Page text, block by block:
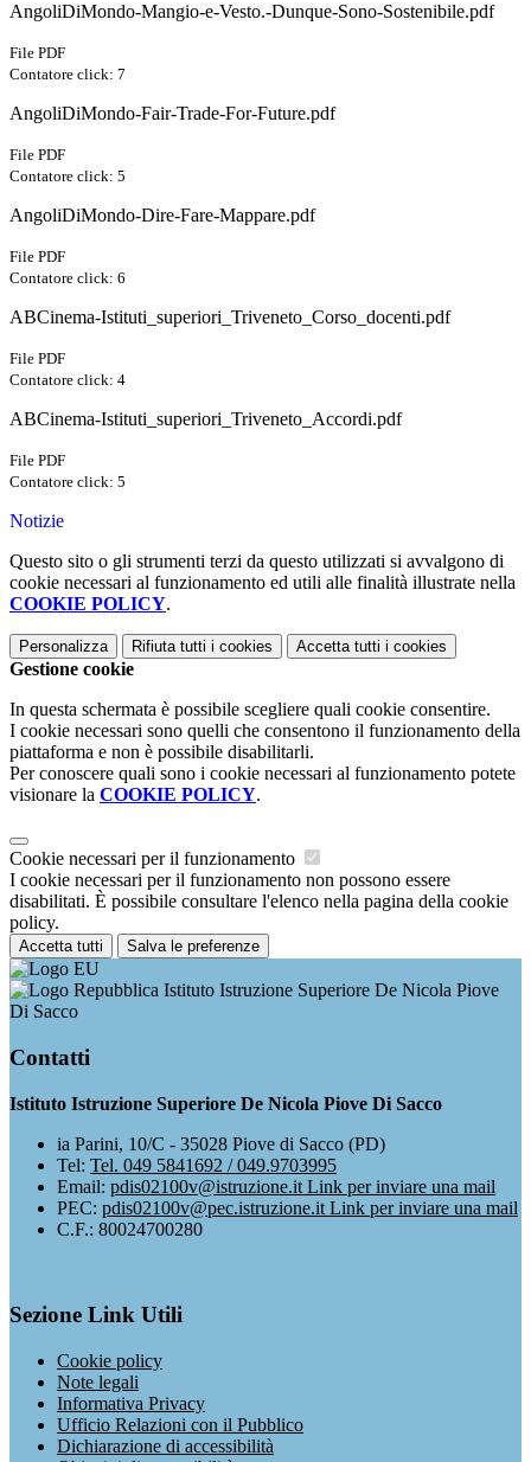
AngoliDiMondo-Mangio-e-Vesto.-Dunque-Sono-Sostenibile.pdf
File PDF
Contatore click: 7
AngoliDiMondo-Fair-Trade-For-Future.pdf
File PDF
Contatore click: 5
AngoliDiMondo-Dire-Fare-Mappare.pdf
File PDF
Contatore click: 6
ABCinema-Istituti_superiori_Triveneto_Corso_docenti.pdf
File PDF
Contatore click: 4
ABCinema-Istituti_superiori_Triveneto_Accordi.pdf
File PDF
Contatore click: 5
Notizie
Questo sito o gli strumenti terzi da questo utilizzati si avvalgono di
cookie necessari al funzionamento ed utili alle finalità illustrate nella
COOKIE POLICY.
Personalizza Rifiuta tutti i cookies Accetta tutti i cookies
Gestione cookie
In questa schermata è possibile scegliere quali cookie consentire.
I cookie necessari sono quelli che consentono il funzionamento della
piattaforma e non è possibile disabilitarli.
Per conoscere quali sono i cookie necessari al funzionamento potete
visionare la COOKIE POLICY.
Cookie necessari per il funzionamento
I cookie necessari per il funzionamento non possono essere
disabilitati. È possibile consultare l'elenco nella pagina della cookie
policy.
Accetta tutti Salva le preferenze
Istituto Istruzione Superiore De Nicola Piove
Di Sacco
Contatti
Istituto Istruzione Superiore De Nicola Piove Di Sacco
ia Parini, 10/C - 35028 Piove di Sacco (PD)
Tel: Tel. 049 5841692 / 049.9703995
Email: pdis02100v@istruzione.it Link per inviare una mail
PEC: pdis02100v@pec.istruzione.it Link per inviare una mail
C.F.: 80024700280
Sezione Link Utili
Cookie policy
Note legali
Informativa Privacy
Ufficio Relazioni con il Pubblico
Dichiarazione di accessibilità